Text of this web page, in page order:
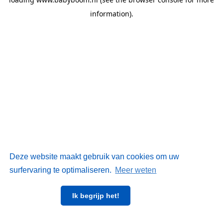
Deze website maakt gebruik van cookies om uw
surfervaring te optimaliseren. Meer weten
Ik begrijp het!
information).